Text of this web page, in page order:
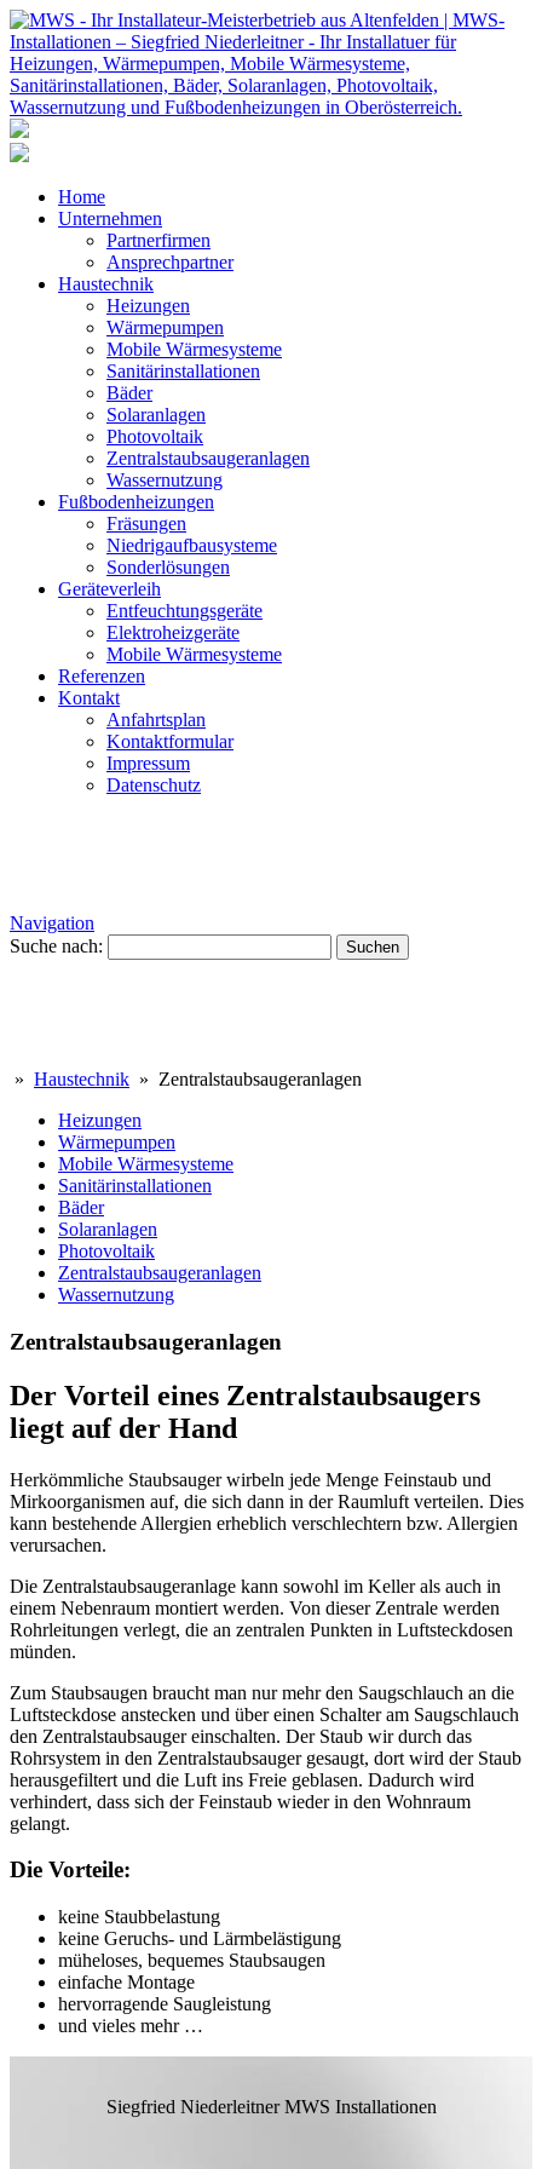
Home
Unternehmen
Partnerfirmen
Ansprechpartner
Haustechnik
Heizungen
Wärmepumpen
Mobile Wärmesysteme
Sanitärinstallationen
Bäder
Solaranlagen
Photovoltaik
Zentralstaubsaugeranlagen
Wassernutzung
Fußbodenheizungen
Fräsungen
Niedrigaufbausysteme
Sonderlösungen
Geräteverleih
Entfeuchtungsgeräte
Elektroheizgeräte
Mobile Wärmesysteme
Referenzen
Kontakt
Anfahrtsplan
Kontaktformular
Impressum
Datenschutz
Navigation
Suche nach:
» Haustechnik » Zentralstaubsaugeranlagen
Heizungen
Wärmepumpen
Mobile Wärmesysteme
Sanitärinstallationen
Bäder
Solaranlagen
Photovoltaik
Zentralstaubsaugeranlagen
Wassernutzung
Zentralstaubsaugeranlagen
Der Vorteil eines Zentralstaubsaugers
liegt auf der Hand
Herkömmliche Staubsauger wirbeln jede Menge Feinstaub und
Mirkoorganismen auf, die sich dann in der Raumluft verteilen. Dies
kann bestehende Allergien erheblich verschlechtern bzw. Allergien
verursachen.
Die Zentralstaubsaugeranlage kann sowohl im Keller als auch in
einem Nebenraum montiert werden. Von dieser Zentrale werden
Rohrleitungen verlegt, die an zentralen Punkten in Luftsteckdosen
münden.
Zum Staubsaugen braucht man nur mehr den Saugschlauch an die
Luftsteckdose anstecken und über einen Schalter am Saugschlauch
den Zentralstaubsauger einschalten. Der Staub wir durch das
Rohrsystem in den Zentralstaubsauger gesaugt, dort wird der Staub
herausgefiltert und die Luft ins Freie geblasen. Dadurch wird
verhindert, dass sich der Feinstaub wieder in den Wohnraum
gelangt.
Die Vorteile:
keine Staubbelastung
keine Geruchs- und Lärmbelästigung
müheloses, bequemes Staubsaugen
einfache Montage
hervorragende Saugleistung
und vieles mehr …
Siegfried Niederleitner MWS Installationen